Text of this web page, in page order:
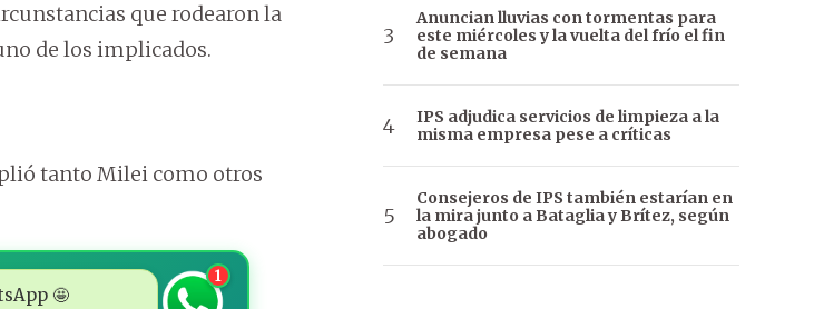
que rodearon la
de los implicados.
tanto Milei como otros
🤩
1
Anuncian lluvias con tormentas para
este miércoles y la vuelta del frío el fin
de semana
IPS adjudica servicios de limpieza a la
misma empresa pese a críticas
Consejeros de IPS también estarían en
la mira junto a Bataglia y Brítez, según
abogado